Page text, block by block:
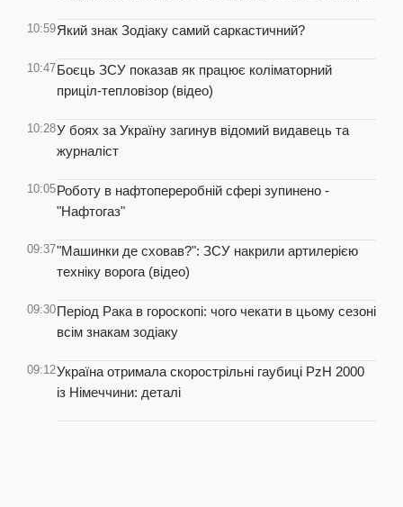
10:59Який знак Зодіаку самий саркастичний?
10:47Боєць ЗСУ показав як працює коліматорний
приціл-тепловізор (відео)
10:28У боях за Україну загинув відомий видавець та
журналіст
10:05Роботу в нафтопереробній сфері зупинено -
"Нафтогаз"
09:37"Машинки де сховав?": ЗСУ накрили артилерією
техніку ворога (відео)
09:30Період Рака в гороскопі: чого чекати в цьому сезоні
всім знакам зодіаку
09:12Україна отримала скорострільні гаубиці PzH 2000
із Німеччини: деталі